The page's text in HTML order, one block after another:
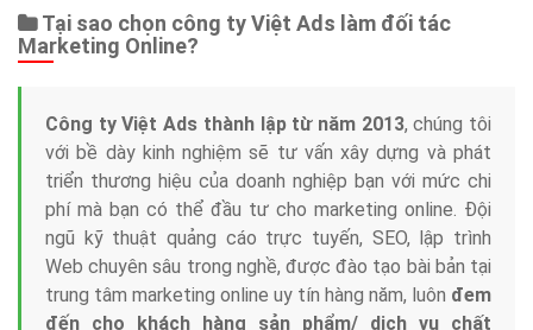
Tại sao chọn công ty Việt Ads làm đối tác
Marketing Online?
Công ty Việt Ads thành lập từ năm 2013, chúng tôi
với bề dày kinh nghiệm sẽ tư vấn xây dựng và phát
triển thương hiệu của doanh nghiệp bạn với mức chi
phí mà bạn có thể đầu tư cho marketing online. Đội
ngũ kỹ thuật quảng cáo trực tuyến, SEO, lập trình
Web chuyên sâu trong nghề, được đào tạo bài bản tại
trung tâm marketing online uy tín hàng năm, luôn đem
đến cho khách hàng sản phẩm/ dịch vụ chất